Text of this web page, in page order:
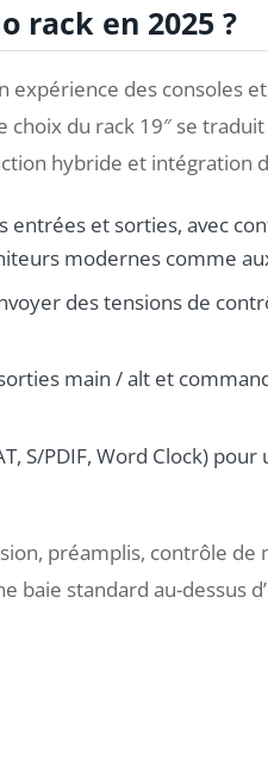
rack en 2025 ?
expérience des consoles
choix du rack 19″ se
hybride et intégration
entrées et sorties, avec
modernes comme
des tensions de
main / alt et
S/PDIF, Word Clock)
préamplis, contrôle de
baie standard au-dessus